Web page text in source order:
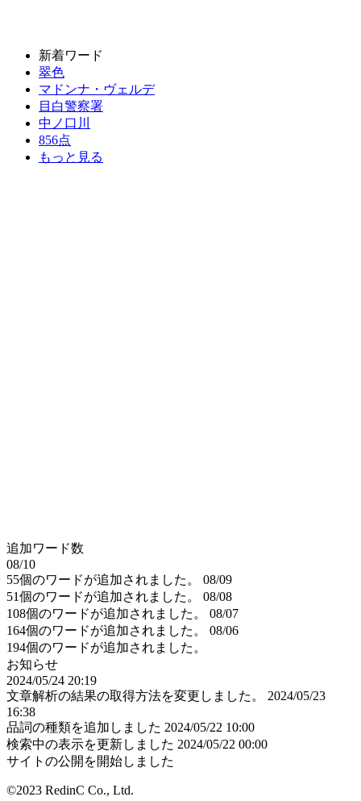
新着ワード
翠色
マドンナ・ヴェルデ
目白警察署
中ノ口川
856点
もっと見る
追加ワード数
08/10
55個のワードが追加されました。
08/09
51個のワードが追加されました。
08/08
108個のワードが追加されました。
08/07
164個のワードが追加されました。
08/06
194個のワードが追加されました。
お知らせ
2024/05/24 20:19
文章解析の結果の取得方法を変更しました。
2024/05/23
16:38
品詞の種類を追加しました 2024/05/22 10:00
検索中の表示を更新しました 2024/05/22 00:00
サイトの公開を開始しました
©2023 RedinC Co., Ltd.